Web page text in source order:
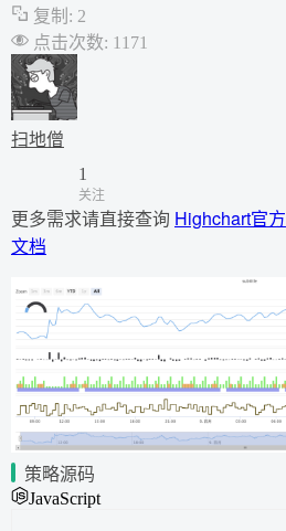
复制 : 2
点击次数: 1171
扫地僧
1
关注
更多需求请直接查询 Highchart官方
文档
策略源码
JavaScript